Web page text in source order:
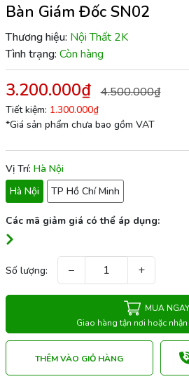
Bàn Giám Đốc SN02
Thương hiệu: Nội Thất 2K
Tình trạng: Còn hàng
3.200.000₫ 4.500.000₫
Tiết kiệm: 1.300.000₫
*Giá sản phẩm chưa bao gồm VAT
Vị Trí: Hà Nội
Hà Nội
TP Hồ Chí Minh
Các mã giảm giá có thể áp dụng:
Số lượng: − +
MUA NGAY
Giao hàng tận nơi hoặc
THÊM VÀO GIỎ HÀNG